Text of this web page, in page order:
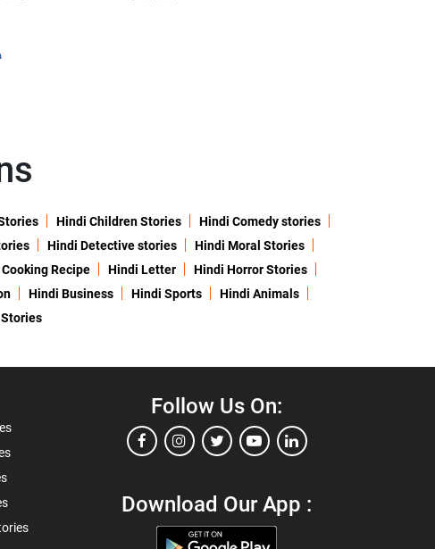
Hindi Children Stories
Hindi Comedy stories
Hindi Detective stories
Hindi Moral Stories
Recipe Hindi Letter
Hindi Horror Stories
Hindi Business Hindi Sports
Hindi Animals
Follow Us On:
Download Our App :